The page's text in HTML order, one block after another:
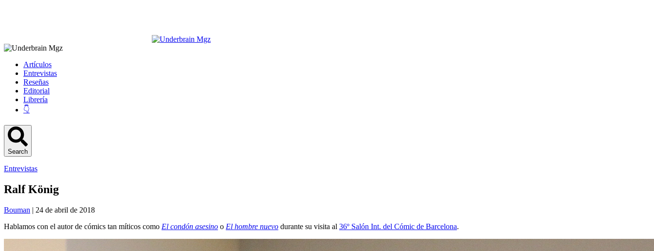
Artículos
Entrevistas
Reseñas
Editorial
Librería
👇
Search
Entrevistas
Ralf König
Bouman | 24 de abril de 2018
Hablamos con el autor de cómics tan míticos como El condón asesino o El hombre nuevo durante su visita al 36º Salón Int. del Cómic de Barcelona.